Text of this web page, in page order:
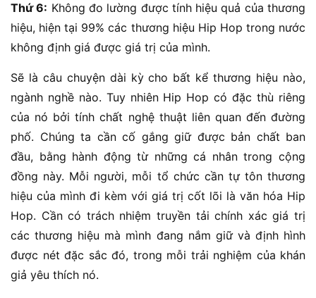
Thứ 6: Không đo lường được tính hiệu quả của thương
hiệu, hiện tại 99% các thương hiệu Hip Hop trong nước
không định giá được giá trị của mình.
Sẽ là câu chuyện dài kỳ cho bất kể thương hiệu nào,
ngành nghề nào. Tuy nhiên Hip Hop có đặc thù riêng
của nó bởi tính chất nghệ thuật liên quan đến đường
phố. Chúng ta cần cố gắng giữ được bản chất ban
đầu, bằng hành động từ những cá nhân trong cộng
đồng này. Mỗi người, mỗi tổ chức cần tự tôn thương
hiệu của mình đi kèm với giá trị cốt lõi là văn hóa Hip
Hop. Cần có trách nhiệm truyền tải chính xác giá trị
các thương hiệu mà mình đang nắm giữ và định hình
được nét đặc sắc đó, trong mỗi trải nghiệm của khán
giả yêu thích nó.